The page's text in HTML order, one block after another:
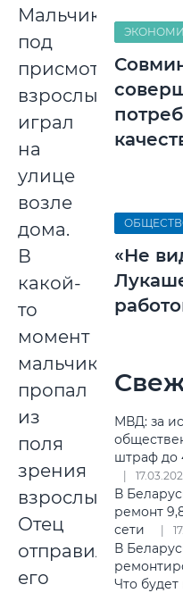
Мальчик
под
присмотром
взрослых
играл
на
улице
возле
дома.
В
какой-
то
момент
мальчик
пропал
из
поля
зрения
взрослых.
Отец
отправился
его
«Не
МВД: за
штраф до
В
ремонт
сети
В
Что будет